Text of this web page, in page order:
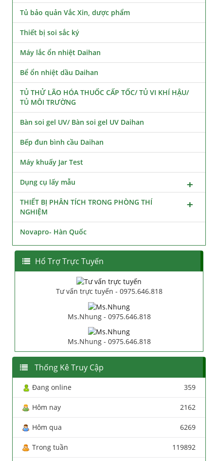
Tủ bảo quản Vắc Xin, dược phẩm
Thiết bị soi sắc ký
Máy lắc ổn nhiệt Daihan
Bể ổn nhiệt dầu Daihan
TỦ THỬ LÃO HÓA THUỐC CẤP TỐC/ TỦ VI KHÍ HẬU/
TỦ MÔI TRƯỜNG
Bàn soi gel UV/ Bàn soi gel UV Daihan
Bếp đun bình cầu Daihan
Máy khuấy Jar Test
Dụng cụ lấy mẫu
THIẾT BỊ PHÂN TÍCH TRONG PHÒNG THÍ
NGHIỆM
Novapro- Hàn Quốc
Hổ Trợ Trực Tuyến
Tư vấn trực tuyến - 0975.646.818
Ms.Nhung - 0975.646.818
Ms.Nhung - 0975.646.818
Thống Kê Truy Cập
Đang online 359
Hôm nay 2162
Hôm qua 6269
Trong tuần 119892